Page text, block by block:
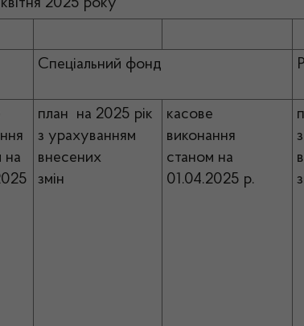
2025 року
Спеціальний фонд
на
план на 2025 рік
з урахуванням
внесених
змін
касове
виконання
станом на
01.04.2025 р.